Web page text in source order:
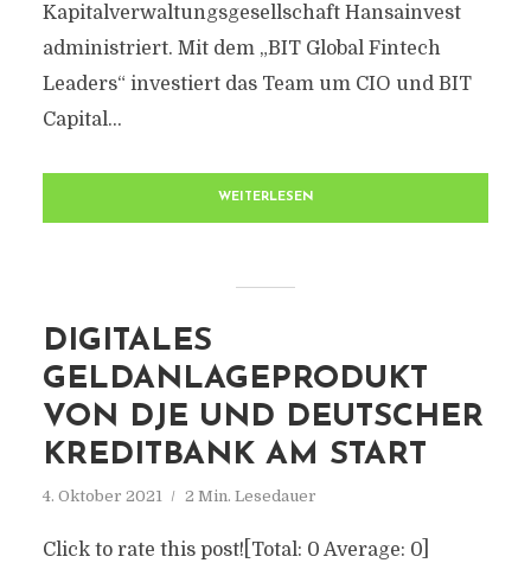
Kapitalverwaltungsgesellschaft Hansainvest
administriert. Mit dem „BIT Global Fintech
Leaders“ investiert das Team um CIO und BIT
Capital...
WEITERLESEN
DIGITALES
GELDANLAGEPRODUKT
VON DJE UND DEUTSCHER
KREDITBANK AM START
4. Oktober 2021 2 Min. Lesedauer
Click to rate this post![Total: 0 Average: 0]